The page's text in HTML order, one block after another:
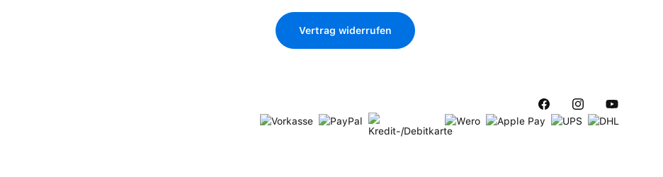
Vertrag widerrufen